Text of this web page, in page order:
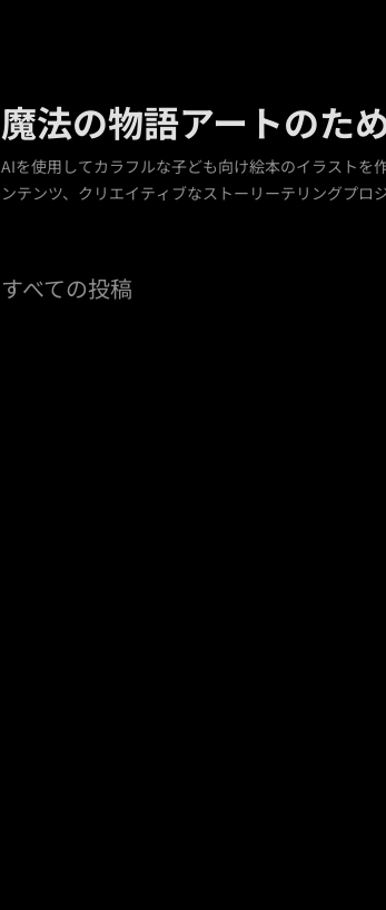
魔法の物語アートのた
AIを使用してカラフルな子ども向け絵本のイラストを
ンテンツ、クリエイティブなストーリーテリングプロ
すべての投稿